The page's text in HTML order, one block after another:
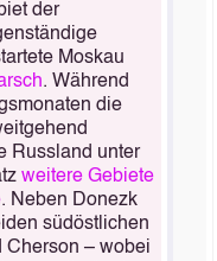
der
Moskau
. Während
die
Russland unter
weitere Gebiete
. Neben Donezk
südöstlichen
Cherson – wobei